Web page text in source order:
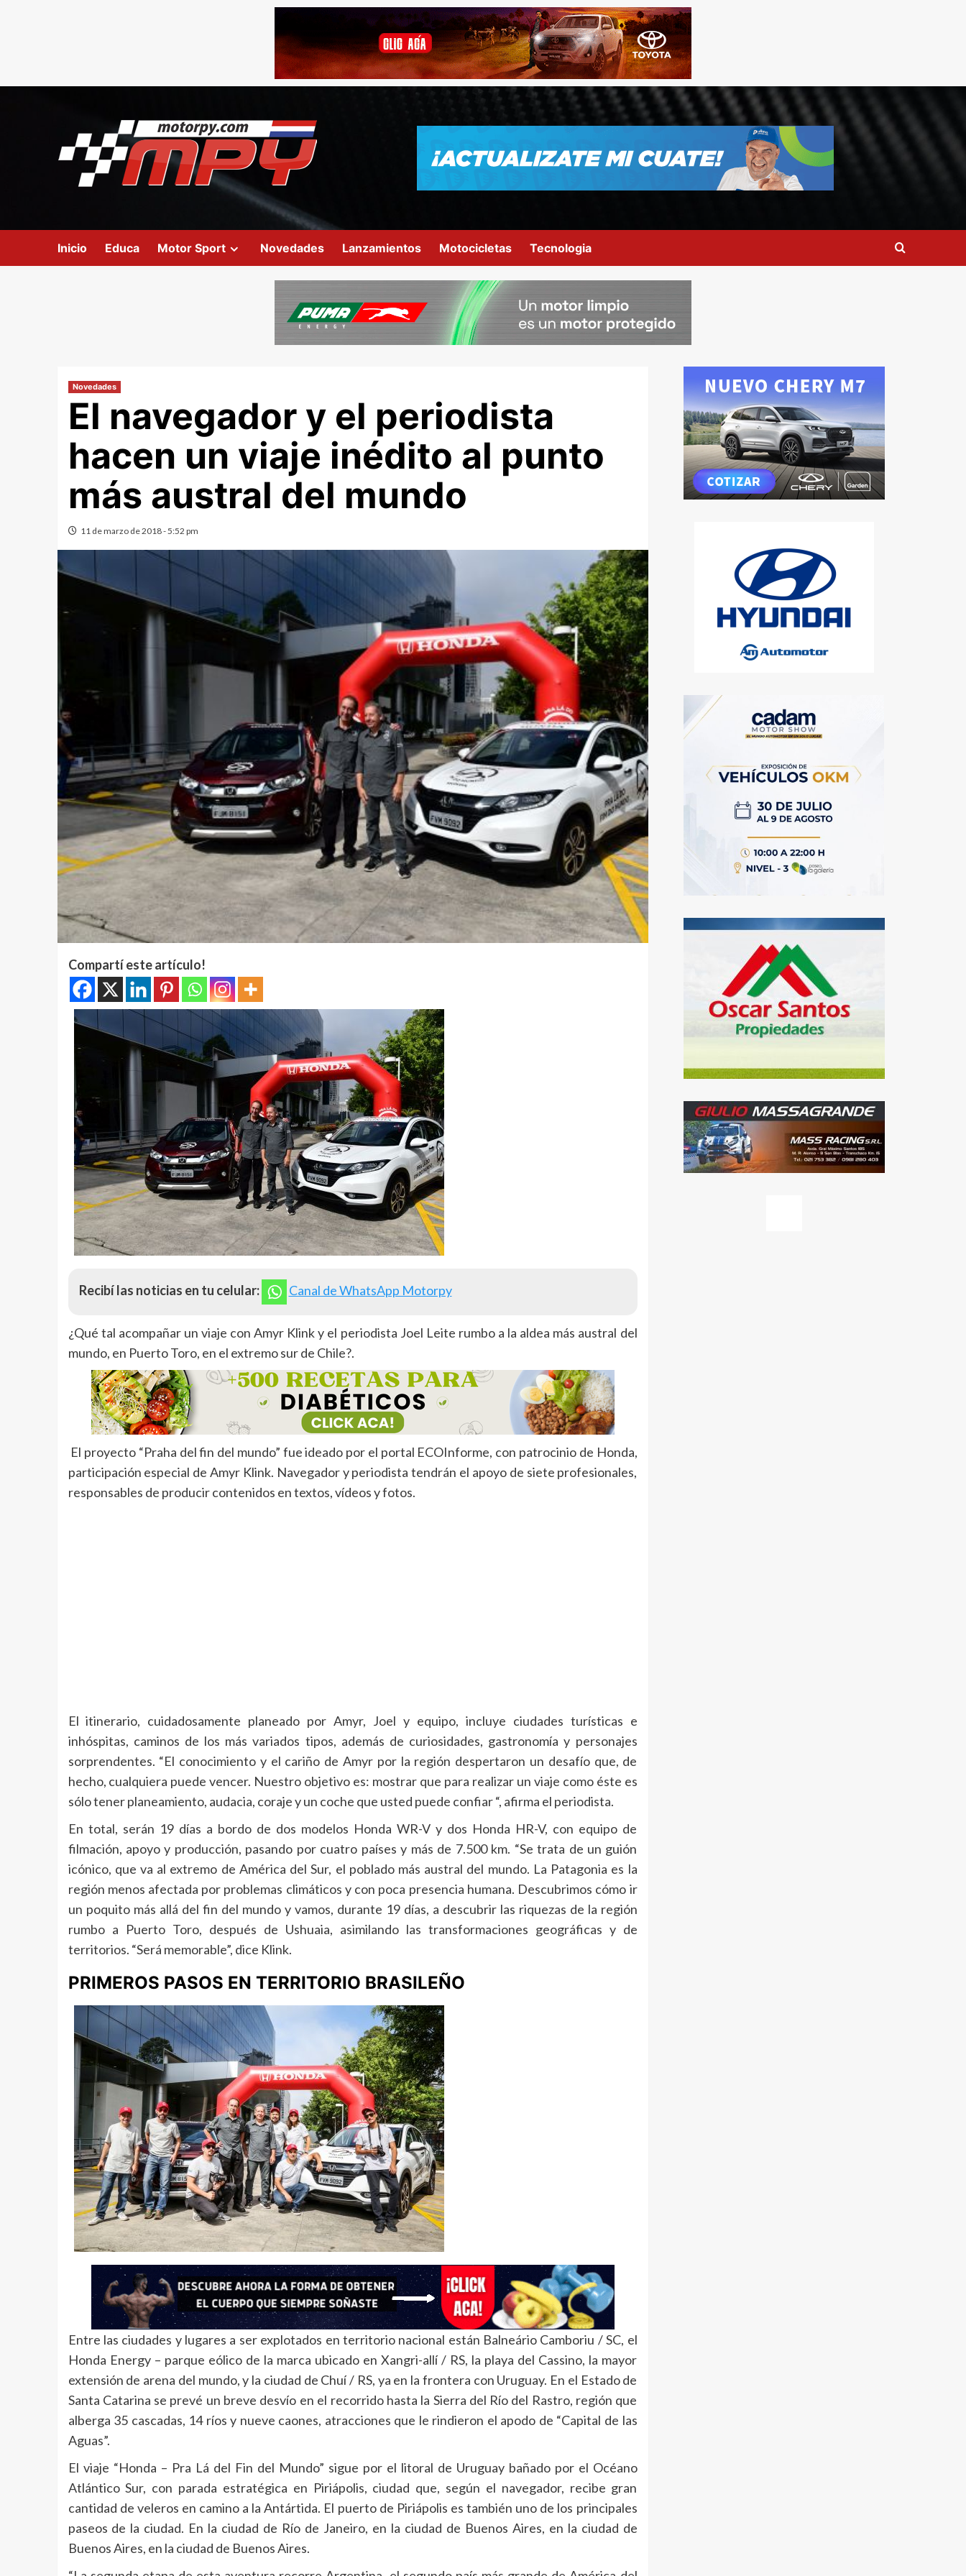
Inicio Educa Motor Sport Novedades Lanzamientos Motocicletas Tecnologia
Novedades
El navegador y el periodista
hacen un viaje inédito al punto
más austral del mundo
11 de marzo de 2018 - 5:52 pm
Compartí este artículo!
Recibí las noticias en tu celular: Canal de WhatsApp Motorpy
¿Qué tal acompañar un viaje con Amyr Klink y el periodista Joel Leite rumbo a la aldea más austral del
mundo, en Puerto Toro, en el extremo sur de Chile?.
El proyecto “Praha del fin del mundo” fue ideado por el portal ECOInforme, con patrocinio de Honda,
participación especial de Amyr Klink. Navegador y periodista tendrán el apoyo de siete profesionales,
responsables de producir contenidos en textos, vídeos y fotos.
El itinerario, cuidadosamente planeado por Amyr, Joel y equipo, incluye ciudades turísticas e
inhóspitas, caminos de los más variados tipos, además de curiosidades, gastronomía y personajes
sorprendentes. “El conocimiento y el cariño de Amyr por la región despertaron un desafío que, de
hecho, cualquiera puede vencer. Nuestro objetivo es: mostrar que para realizar un viaje como éste es
sólo tener planeamiento, audacia, coraje y un coche que usted puede confiar “, afirma el periodista.
En total, serán 19 días a bordo de dos modelos Honda WR-V y dos Honda HR-V, con equipo de
filmación, apoyo y producción, pasando por cuatro países y más de 7.500 km. “Se trata de un guión
icónico, que va al extremo de América del Sur, el poblado más austral del mundo. La Patagonia es la
región menos afectada por problemas climáticos y con poca presencia humana. Descubrimos cómo ir
un poquito más allá del fin del mundo y vamos, durante 19 días, a descubrir las riquezas de la región
rumbo a Puerto Toro, después de Ushuaia, asimilando las transformaciones geográficas y de
territorios. “Será memorable”, dice Klink.
PRIMEROS PASOS EN TERRITORIO BRASILEÑO
Entre las ciudades y lugares a ser explotados en territorio nacional están Balneário Camboriu / SC, el
Honda Energy – parque eólico de la marca ubicado en Xangri-allí / RS, la playa del Cassino, la mayor
extensión de arena del mundo, y la ciudad de Chuí / RS, ya en la frontera con Uruguay. En el Estado de
Santa Catarina se prevé un breve desvío en el recorrido hasta la Sierra del Río del Rastro, región que
alberga 35 cascadas, 14 ríos y nueve caones, atracciones que le rindieron el apodo de “Capital de las
Aguas”.
El viaje “Honda – Pra Lá del Fin del Mundo” sigue por el litoral de Uruguay bañado por el Océano
Atlántico Sur, con parada estratégica en Piriápolis, ciudad que, según el navegador, recibe gran
cantidad de veleros en camino a la Antártida. El puerto de Piriápolis es también uno de los principales
paseos de la ciudad. En la ciudad de Río de Janeiro, en la ciudad de Buenos Aires, en la ciudad de
Buenos Aires, en la ciudad de Buenos Aires.